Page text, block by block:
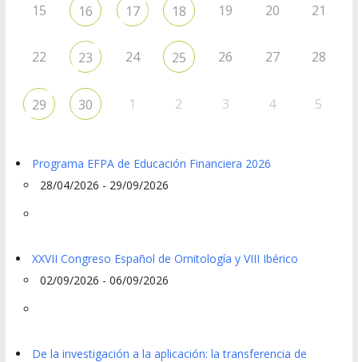
15 16 17 18 19 20 21
22 23 24 25 26 27 28
29 30 1 2 3 4 5
Programa EFPA de Educación Financiera 2026
28/04/2026 - 29/09/2026
XXVII Congreso Español de Ornitología y VIII Ibérico
02/09/2026 - 06/09/2026
De la investigación a la aplicación: la transferencia de